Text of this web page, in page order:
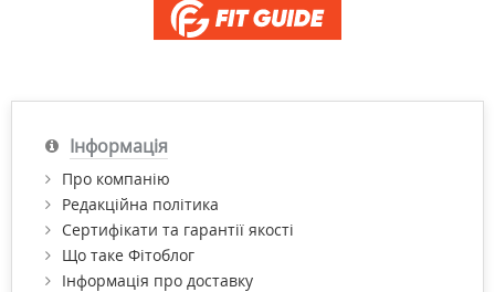
Інформація
Про компанію
Редакційна політика
Сертифікати та гарантії якості
Що таке Фітоблог
Інформація про доставку